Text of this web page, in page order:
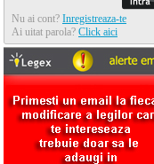
Nu ai cont? Inregistreaza-te
Ai uitat parola? Click aici